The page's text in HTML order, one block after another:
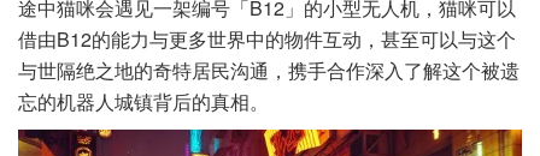
途中猫咪会遇见一架编号「B12」的小型无人机，猫咪可以
借由B12的能力与更多世界中的物件互动，甚至可以与这个
与世隔绝之地的奇特居民沟通，携手合作深入了解这个被遗
忘的机器人城镇背后的真相。